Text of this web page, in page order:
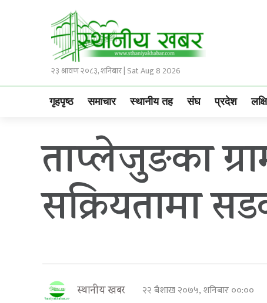
२३ श्रावण २०८३, शनिबार | Sat Aug 8 2026
गृहपृष्ठ समाचार स्थानीय तह संघ प्रदेश
ताप्लेजुङका
सक्रियतामा
स्थानीय खबर २२ बैशाख २०७५, शनिबार ००:००